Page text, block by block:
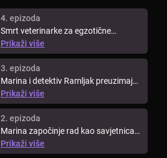
4. epizoda
Smrt veterinarke za egzotične
životinje Fani Alavanje u početku ...
Prikaži više
3. epizoda
Marina i detektiv Ramljak preuzimaju
istragu nestanka djevojčica Mije ...
Prikaži više
2. epizoda
Marina započinje rad kao savjetnica
u policijskom timu, s čime ...
Prikaži više